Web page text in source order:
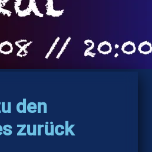
den
zurück